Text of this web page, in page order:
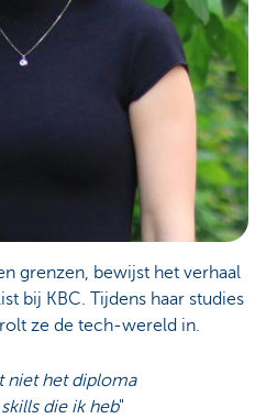
grenzen, bewijst het verhaal
bij KBC. Tijdens haar studies
ze de tech-wereld in.
niet het diploma
die ik heb"